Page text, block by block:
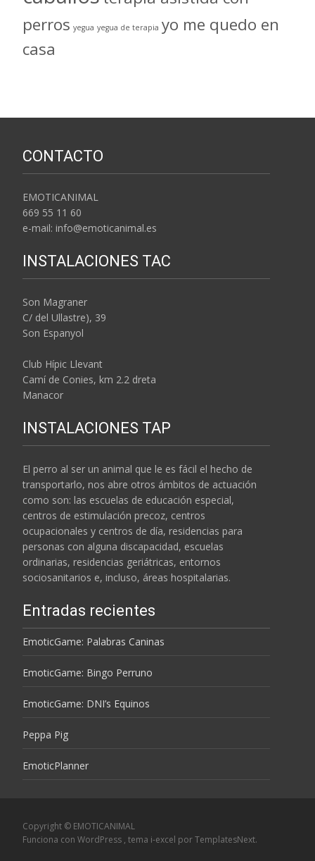
perros yegua yegua de terapia yo me quedo en
casa
CONTACTO
EMOTICANIMAL
669 55 11 60
e-mail: info@emoticanimal.es
INSTALACIONES TAC
Son Magraner
C/ del Ullastre), 39
Son Espanyol
Club Hípic Llevant
Camí de Conies, km 2.2 dreta
Manacor
INSTALACIONES TAP
El perro al ser un animal que le es fácil el hecho de
transportarlo, nos abre otros ámbitos de actuación
como son: las escuelas de educación especial,
centros de estimulación precoz, centros
ocupacionales y centros de día, residencias para
personas con alguna discapacidad, escuelas
ordinarias, residencias geriátricas, entornos
sociosanitarios e, incluso, áreas hospitalarias.
Entradas recientes
EmoticGame: Palabras Caninas
EmoticGame: Bingo Perruno
EmoticGame: DNI’s Equinos
Peppa Pig
EmoticPlanner
Copyright © EMOTICANIMAL
Funciona con WordPress , tema i-excel por TemplatesNext.